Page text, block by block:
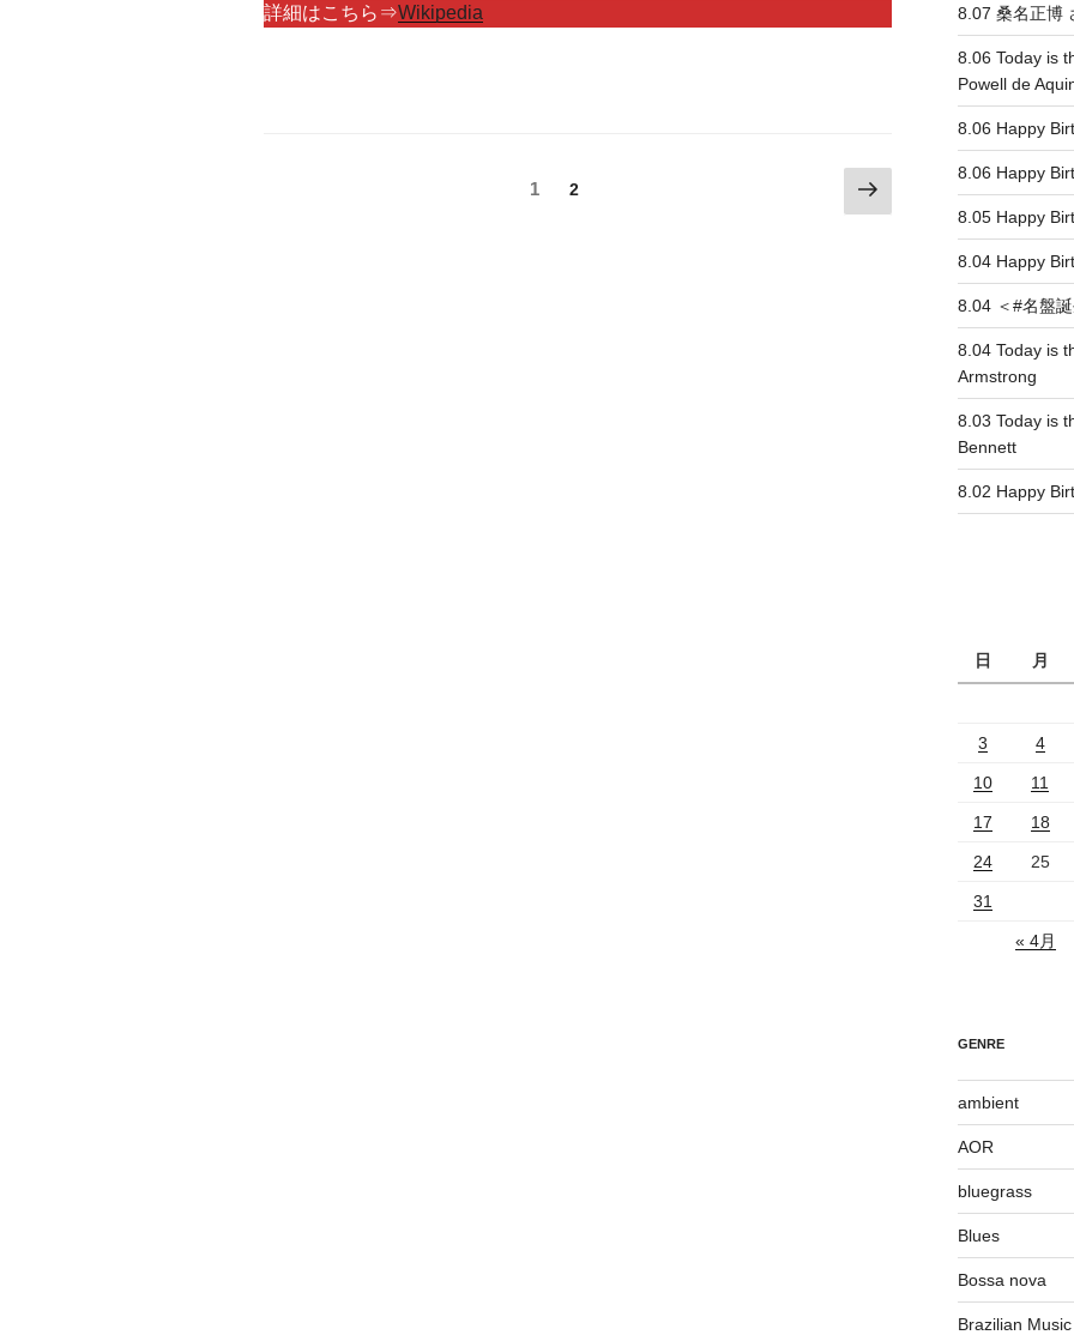
詳細はこちら⇒Wikipedia
固
1
固
2
次
の
8.07 桑名正博
8.06 Today is
Powell de
8.06 Happy
8.06 Happy
8.05 Happy
8.04 Happy
8.04 ＜#名盤
8.04 Today is
Armstrong
8.03 Today is
Bennett
8.02 Happy
日 月
3 4
10 11
17 18
24 25
31
« 4月
GENRE
ambient
AOR
bluegrass
Blues
Bossa nova
Brazilian Music